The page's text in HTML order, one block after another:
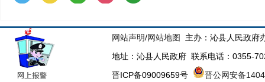
网站声明/网站地图
主办：沁县人民政府
地址：沁县人民政府 联系电话：0355-
晋ICP备09009659号
晋公网安备